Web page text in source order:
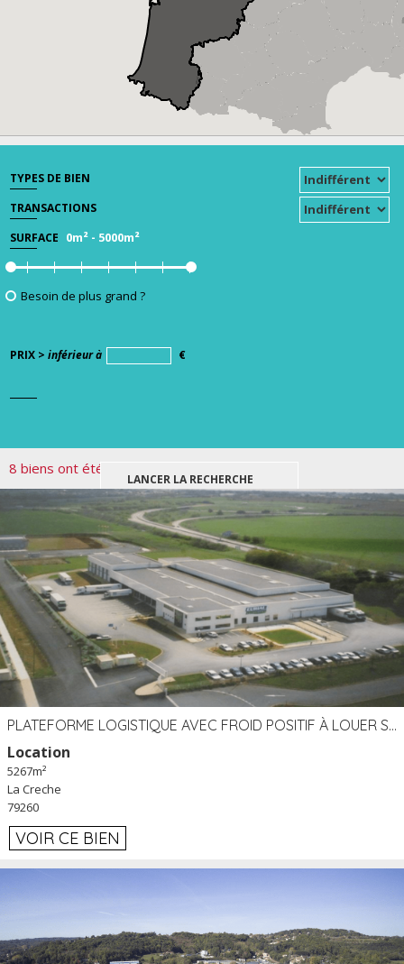
TYPES DE BIEN
TRANSACTIONS
SURFACE 0m² - 5000m²
Besoin de plus grand ?
PRIX > inférieur à €
8 biens ont été trouvés pour votre recherche.
PLATEFORME LOGISTIQUE AVEC FROID POSITIF À LOUER SECTEUR NIORT (79)
Location
5267m²
La Creche
79260
VOIR CE BIEN